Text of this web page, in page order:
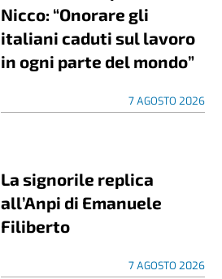
Nicco: “Onorare gli
italiani caduti sul lavoro
in ogni parte del mondo”
7 AGOSTO 2026
La signorile replica
all’Anpi di Emanuele
Filiberto
7 AGOSTO 2026